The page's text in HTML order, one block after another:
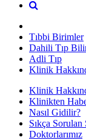
Tıbbi Birimler
Dahili Tıp
Adli Tıp
Klinik
Klinik
Klinikten
Nasıl Gidilir?
Sıkça Sorulan
Doktorlarımız